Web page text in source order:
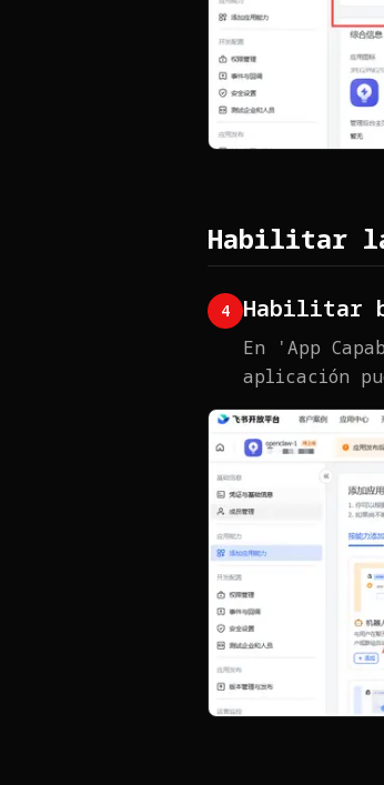
Habilitar
4 Habilitar
En 'App
aplicación